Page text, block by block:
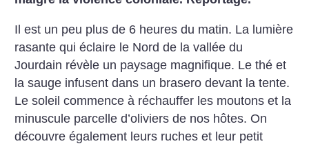
Il est un peu plus de 6 heures du matin. La lumière
rasante qui éclaire le Nord de la vallée du
Jourdain révèle un paysage magnifique. Le thé et
la sauge infusent dans un brasero devant la tente.
Le soleil commence à réchauffer les moutons et la
minuscule parcelle d’oliviers de nos hôtes. On
découvre également leurs ruches et leur petit